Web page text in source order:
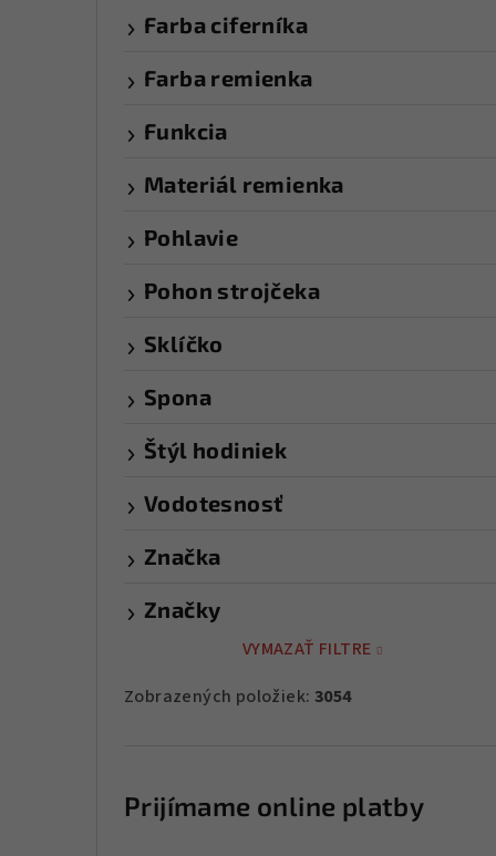
Značky
Farba ciferníka
Farba remienka
Funkcia
Materiál remienka
Pohlavie
Pohon strojčeka
Sklíčko
Spona
Štýl hodiniek
Vodotesnosť
Značka
VYMAZAŤ FILTRE
Zobrazených položiek: 3054
Prijímame online platby